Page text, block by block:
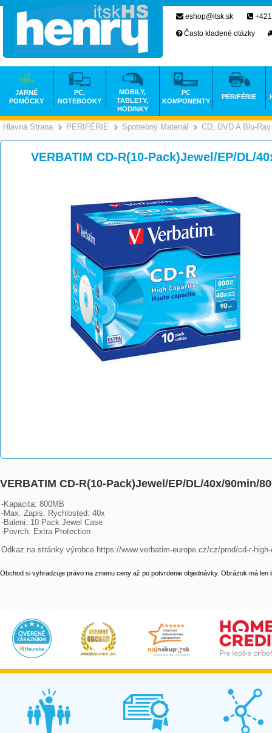
Hlavná Strana >
PERIFÉRIE >
Spotrebný Materiál >
CD, DVD A Blu-
VERBATIM CD-R(10-Pack)Jewel/EP/DL/
VERBATIM CD-R(10-Pack)Jewel/EP/DL/40x/90min/
-Kapacita: 800MB
-Max. Zapis. Rychlosted: 40x
-Baleni: 10 Pack Jewel Case
-Povrch: Extra Protection
Odkaz na stránky výrobce https://www.verbatim-europe.cz/cz/prod/cd-r-
Obchod si vyhradzuje právo na zmenu ceny až po potvrdenie objednávky. Obrázok má len
eshop@itsk.sk
Často kladené otázky
JARNÉ
POMÔCKY
PC,
NOTEBOOKY
MOBILY,
TABLETY,
HODINKY
PC
KOMPONENTY
PERIFÉRIE